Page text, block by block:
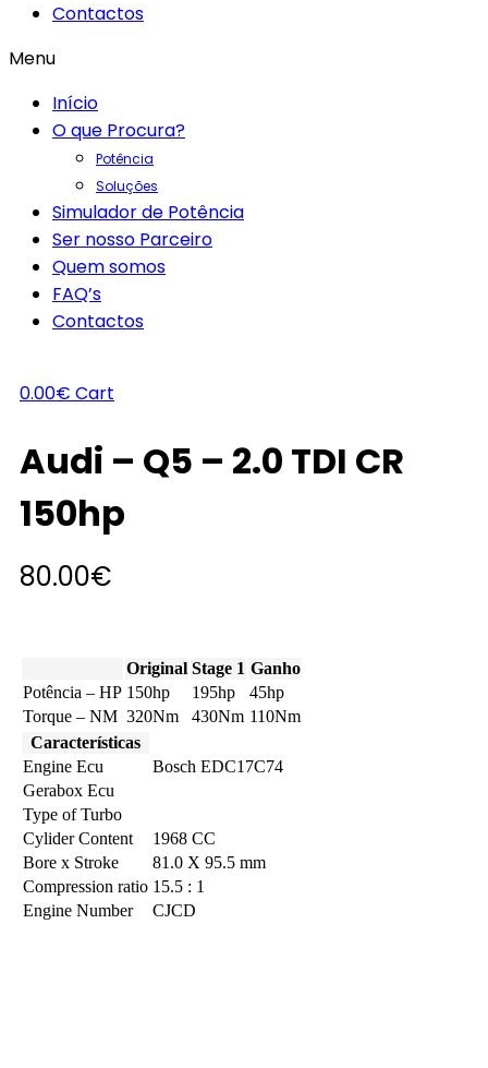
Contactos
Menu
Início
O que Procura?
Potência
Soluções
Simulador de Potência
Ser nosso Parceiro
Quem somos
FAQ’s
Contactos
0.00€ Cart
Audi – Q5 – 2.0 TDI CR
150hp
80.00€
Original Stage 1 Ganho
Potência – HP 150hp 195hp
45hp
Torque – NM 320Nm 430Nm 110Nm
Características
Engine Ecu
Bosch EDC17C74
Gerabox Ecu
Type of Turbo
Cylider Content
1968 CC
Bore x Stroke
81.0 X 95.5 mm
Compression ratio 15.5 : 1
Engine Number
CJCD